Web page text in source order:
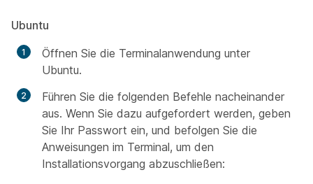
Ubuntu
Öffnen Sie die Terminalanwendung unter
Ubuntu.
Führen Sie die folgenden Befehle nacheinander
aus. Wenn Sie dazu aufgefordert werden, geben
Sie Ihr Passwort ein, und befolgen Sie die
Anweisungen im Terminal, um den
Installationsvorgang abzuschließen: